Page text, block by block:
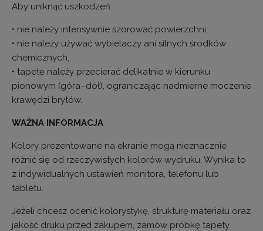
Aby uniknąć uszkodzeń:
• nie należy intensywnie szorować powierzchni,
• nie należy używać wybielaczy ani silnych środków
chemicznych,
• tapetę należy przecierać delikatnie w kierunku
pionowym (góra–dół), ograniczając nadmierne moczenie
krawędzi brytów.
WAŻNA INFORMACJA
Kolory prezentowane na ekranie mogą nieznacznie
różnić się od rzeczywistych kolorów wydruku. Wynika to
z indywidualnych ustawień monitora, telefonu lub
tabletu.
Jeżeli chcesz ocenić kolorystykę, strukturę materiału oraz
jakość druku przed zakupem, zamów próbkę tapety